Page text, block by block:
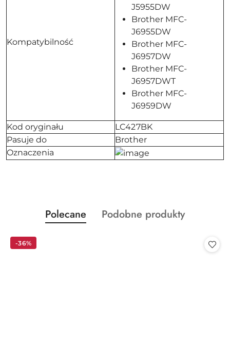
Kompatybilność
J5955DW
Brother MFC-
J6955DW
Brother MFC-
J6957DW
Brother MFC-
J6957DWT
Brother MFC-
J6959DW
Kod oryginału
LC427BK
Pasuje do
Brother
Oznaczenia
Pomiń karuzelę produktów
Produkty
o
Polecane
Produkty
Podobne produkty
-36%